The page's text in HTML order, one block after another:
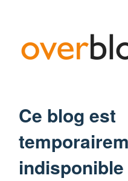
Ce blog est
indisponible